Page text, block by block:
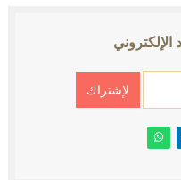
الإلكتروني